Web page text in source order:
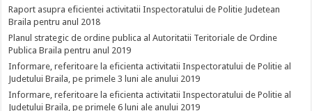
Raport asupra eficientei activitatii Inspectoratului de Politie Judetean
Braila pentru anul 2018
Planul strategic de ordine publica al Autoritatii Teritoriale de Ordine
Publica Braila pentru anul 2019
Informare, referitoare la eficienta activitatii Inspectoratului de Politie al
Judetului Braila, pe primele 3 luni ale anului 2019
Informare, referitoare la eficienta activitatii Inspectoratului de Politie al
Judetului Braila, pe primele 6 luni ale anului 2019